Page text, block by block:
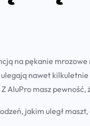
na pękanie
nawet
masz
jakim uległ